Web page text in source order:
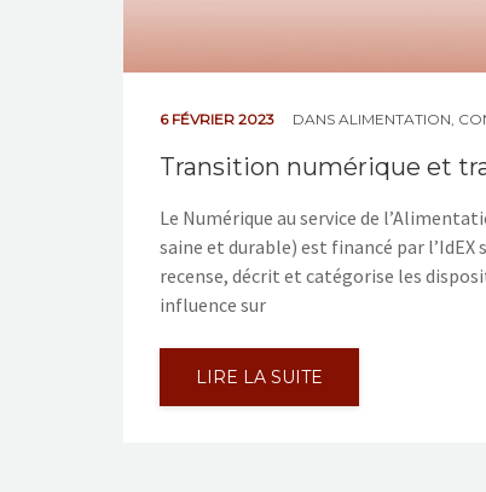
6 FÉVRIER 2023 DANS ALIMENTATION,
Transition numérique et
Le Numérique au service de
saine et durable) est financé par l’IdEX
recense, décrit et catégorise les
influence sur
LIRE LA SUITE